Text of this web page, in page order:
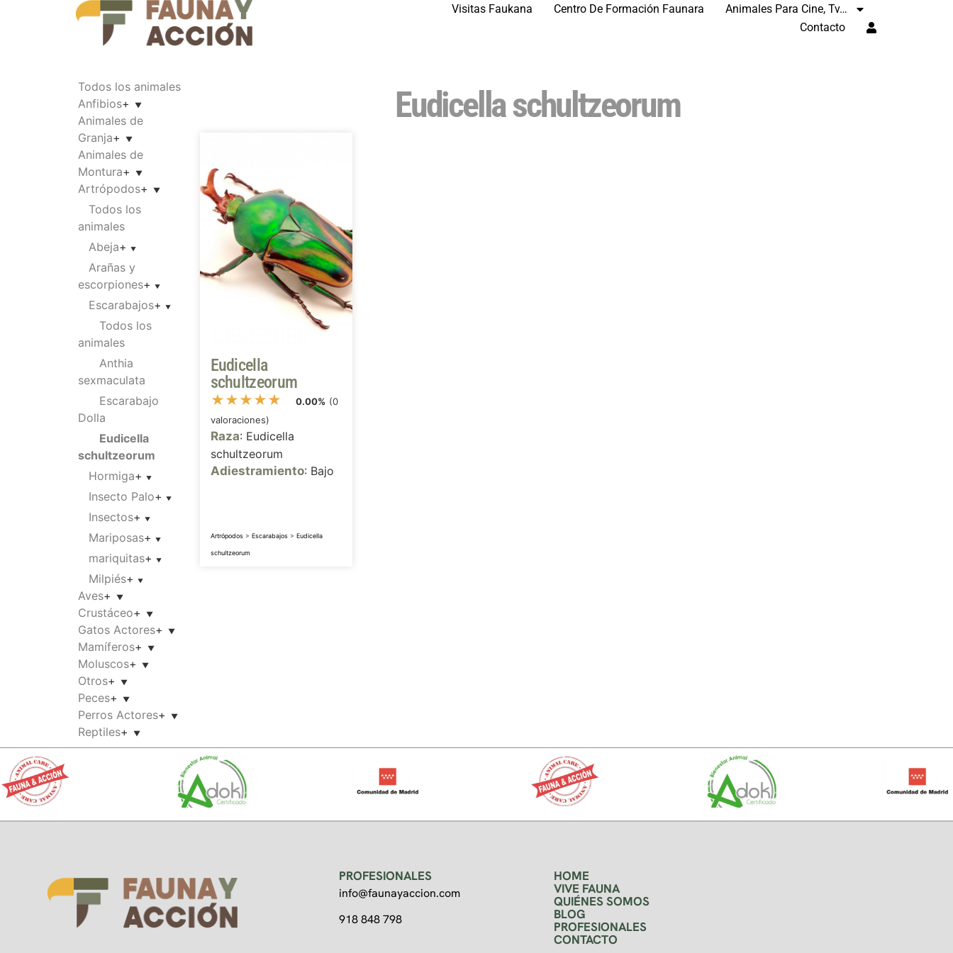
Visitas Faukana Centro De Formación Faunara
Animales Para Cine, Tv…
Contacto
Todos los animales
Anfibios+
Animales de
Granja+
Animales de
Montura+
Artrópodos+
Todos los
animales
Abeja+
Arañas y
escorpiones+
Escarabajos+
Todos los
animales
Anthia
sexmaculata
Escarabajo
Dolla
Eudicella
schultzeorum
Hormiga+
Insecto Palo+
Insectos+
Mariposas+
mariquitas+
Milpiés+
Aves+
Crustáceo+
Gatos Actores+
Mamíferos+
Moluscos+
Otros+
Peces+
Perros Actores+
Reptiles+
Eudicella schultzeorum
Eudicella
schultzeorum
★★★★★ 0.00% (0
valoraciones)
Raza: Eudicella
schultzeorum
Adiestramiento: Bajo
Artrópodos> Escarabajos> Eudicella
schultzeorum
PROFESIONALES
info@faunayaccion.com
918 848 798
HOME
VIVE FAUNA
QUIÉNES SOMOS
BLOG
PROFESIONALES
CONTACTO